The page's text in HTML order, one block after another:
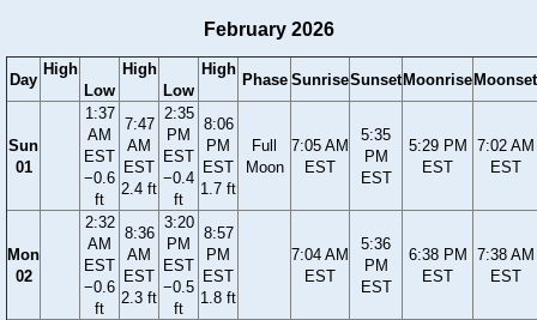
February 2026
Day
High
Low
High
Low
High
Phase SunriseSunset Moonrise Moonset
Sun
01
1:37
AM
EST
−0.6
ft
7:47
AM
EST
2.4 ft
2:35
PM
EST
−0.4
ft
8:06
PM
EST
1.7 ft
Full
Moon
7:05 AM
EST
5:35
PM
EST
5:29 PM
EST
7:02 AM
EST
Mon
02
2:32
AM
EST
−0.6
ft
8:36
AM
EST
2.3 ft
3:20
PM
EST
−0.5
ft
8:57
PM
EST
1.8 ft
7:04 AM
EST
5:36
PM
EST
6:38 PM
EST
7:38 AM
EST